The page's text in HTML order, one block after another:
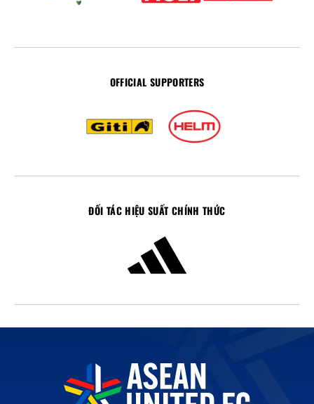
OFFICIAL SUPPORTERS
ĐỐI TÁC HIỆU SUẤT CHÍNH THỨC